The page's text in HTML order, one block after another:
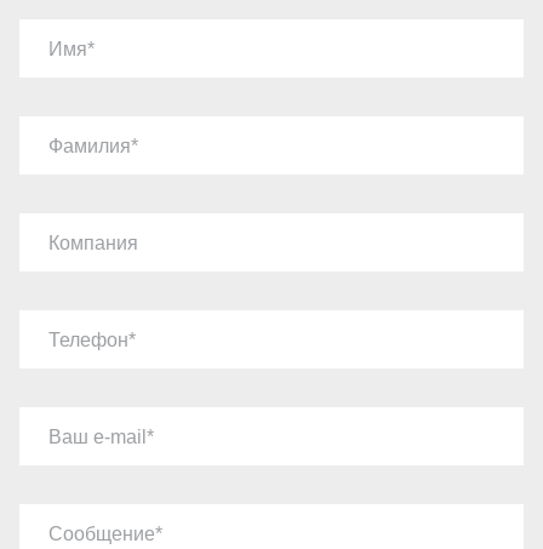
Имя
Фамилия
Компания
Телефон
Ваш e-mail
Сообщение